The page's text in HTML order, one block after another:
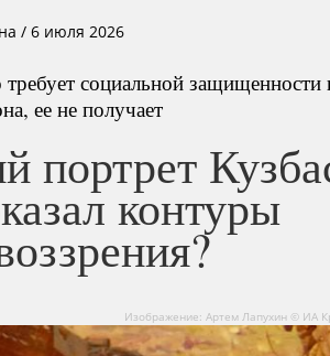
/ 6 июля 2026
социальной защищенности
ее не получает
портрет
контуры
Изображение: Артем Лапухин © ИА